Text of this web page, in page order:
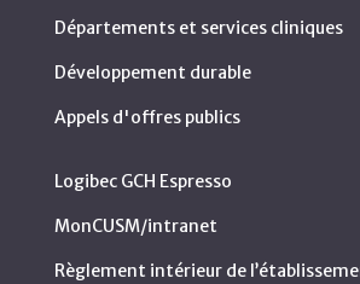
Départements et services cliniques
Développement durable
Appels d'offres publics
Logibec GCH Espresso
MonCUSM/intranet
Règlement intérieur de